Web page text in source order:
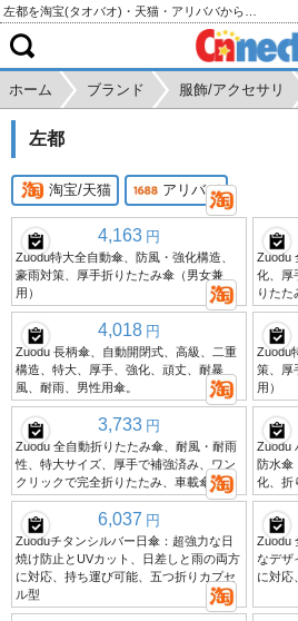
ホーム ブランド 服飾/アクセサリ
左都
淘宝/天猫 アリババ
4,163 円
Zuodu特大全自動傘、防風・強化構造、
豪雨対策、厚手折りたたみ傘（男女兼
用）
Zuodu
化、厚
りたた
4,018 円
Zuodu 長柄傘、自動開閉式、高級、二重
構造、特大、厚手、強化、頑丈、耐暴
風、耐雨、男性用傘。
Zuodu
策、厚
用）
3,733 円
Zuodu 全自動折りたたみ傘、耐風・耐雨
性、特大サイズ、厚手で補強済み、ワン
クリックで完全折りたたみ、車載傘
Zuodu
防水傘
化、折
6,037 円
Zuoduチタンシルバー日傘：超強力な日
焼け防止とUVカット、日差しと雨の両方
に対応、持ち運び可能、五つ折りカプセ
ル型
Zuodu
なデザ
に対応